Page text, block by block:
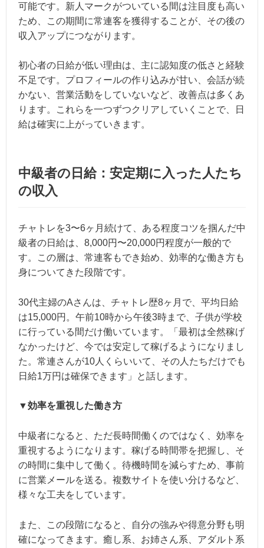
可能です。新人マークがついている間は注目度も高い
ため、この期間に常連客を獲得することが、その後の
収入アップにつながります。
初心者の日給が低い理由は、主に認知度の低さと経験
不足です。プロフィールの作り込みが甘い、会話が続
かない、営業活動をしていないなど、改善点は多くあ
ります。これらを一つずつクリアしていくことで、日
給は確実に上がっていきます。
中級者の日給：安定期に入った人たち
の収入
チャトレを3〜6ヶ月続けて、ある程度コツを掴んだ中
級者の日給は、8,000円〜20,000円程度が一般的で
す。この層は、常連客もでき始め、効率的な働き方も
身についてきた段階です。
30代主婦のAさんは、チャトレ歴8ヶ月で、平均日給
は15,000円。午前10時から午後3時まで、子供が学校
に行っている間だけ働いています。「最初は全然稼げ
なかったけど、今では安定して稼げるようになりまし
た。常連さんが10人くらいいて、その人たちだけでも
日給1万円は確保できます」と話します。
▼効率を重視した働き方
中級者になると、ただ長時間働くのではなく、効率を
重視するようになります。稼げる時間帯を把握し、そ
の時間に集中して働く。待機時間を減らすため、事前
に営業メールを送る。複数サイトを使い分けるなど、
様々な工夫をしています。
また、この段階になると、自分の強みや得意分野も明
確になってきます。癒し系、お姉さん系、アダルト系